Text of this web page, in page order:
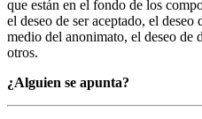
que están en el fondo de los
el deseo de ser aceptado, el deseo
medio del anonimato, el deseo de
otros.
¿Alguien se apunta?